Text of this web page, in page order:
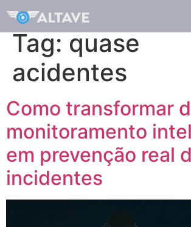
Tag: quase
acidentes
Como transformar
monitoramento
em prevenção real
incidentes